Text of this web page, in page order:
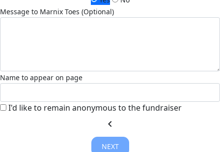
Message to Marnix Toes (Optional)
Name to appear on page
I'd like to remain anonymous to the fundraiser
chevron_left
NEXT